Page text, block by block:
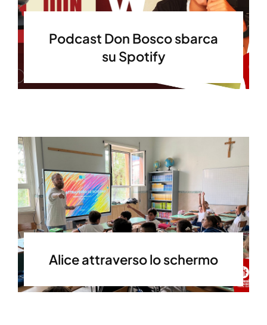
Podcast Don Bosco sbarca
su Spotify
Alice attraverso lo schermo